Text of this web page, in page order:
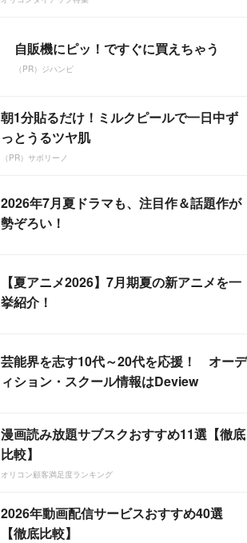
自販機にピッ！ですぐに買えちゃう
（PR）ジハンピ
朝1分貼るだけ！ミルクピールで一日中ず
っとうるツヤ肌
（PR）サボリーノ
2026年7月夏ドラマも、注目作＆話題作が
勢ぞろい！
【夏アニメ2026】7月期夏の新アニメを一
挙紹介！
芸能界を志す10代～20代を応援！ オーデ
ィション・スクール情報はDeview
漫画読み放題サブスクおすすめ11選【徹底
比較】
オリコン顧客満足度ランキング
2026年動画配信サービスおすすめ40選
【徹底比較】